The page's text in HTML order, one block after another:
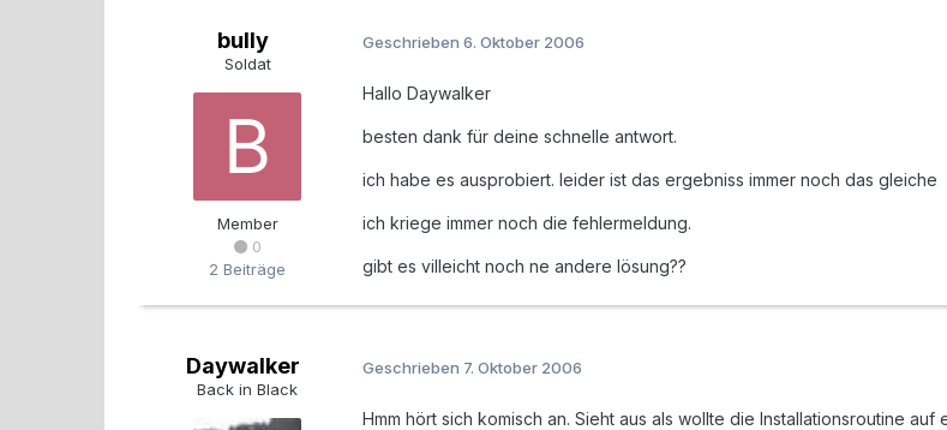
bully
Soldat
Member
0
2 Beiträge
Geschrieben 6. Oktober 2006
Hallo Daywalker
besten dank für deine schnelle antwort.
ich habe es ausprobiert. leider ist das ergebniss immer noch das gleiche
ich kriege immer noch die fehlermeldung.
gibt es villeicht noch ne andere lösung??
Daywalker
Back in Black
Geschrieben 7. Oktober 2006
Hmm hört sich komisch an. Sieht aus als wollte die Installationsroutine